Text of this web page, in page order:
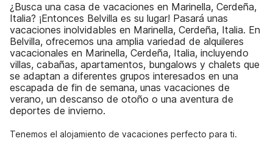
¿Busca una casa de vacaciones en Marinella, Cerdeña,
Italia? ¡Entonces Belvilla es su lugar! Pasará unas
vacaciones inolvidables en Marinella, Cerdeña, Italia. En
Belvilla, ofrecemos una amplia variedad de alquileres
vacacionales en Marinella, Cerdeña, Italia, incluyendo
villas, cabañas, apartamentos, bungalows y chalets que
se adaptan a diferentes grupos interesados en una
escapada de fin de semana, unas vacaciones de
verano, un descanso de otoño o una aventura de
deportes de invierno.
Tenemos el alojamiento de vacaciones perfecto para ti.